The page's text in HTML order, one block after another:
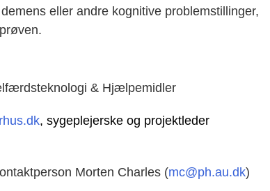
eller andre kognitive problemstillinger,
& Hjælpemidler
, sygeplejerske og projektleder
Morten Charles (mc@ph.au.dk)